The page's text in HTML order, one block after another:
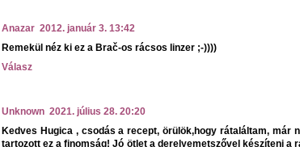
Anazar 2012. január 3. 13:42
Remekül néz ki ez a Brač-os rácsos linzer ;-))))
Válasz
Unknown 2021. július 28. 20:20
Kedves Hugica , csodás a recept, örülök,hogy rátaláltam, már
tartozott ez a finomság! Jó ötlet a derelyemetszővel készíteni a